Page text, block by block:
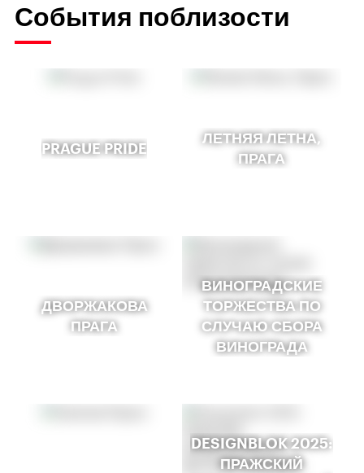
События поблизости
PRAGUE PRIDE
ЛЕТНЯЯ ЛЕТНА,
ПРАГА
ДВОРЖАКОВА
ПРАГА
ВИНОГРАДСКИЕ
ТОРЖЕСТВА ПО
СЛУЧАЮ СБОРА
ВИНОГРАДА
DESIGNBLOK 2025:
ПРАЖСКИЙ